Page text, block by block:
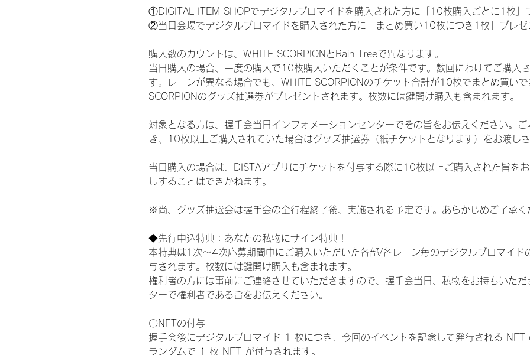
①DIGITAL ITEM SHOPでデジタルブロマイドを購入された方に「10枚購入ごとに1枚」
②当日会場でデジタルブロマイドを購入された方に「まとめ買い10枚につき1枚」プレゼ
購入数のカウントは、WHITE SCORPIONとRain Treeで異なります。
当日購入の場合、一度の購入で10枚購入いただくことが条件です。数回にわけてご購入
す。レーンが異なる場合でも、WHITE SCORPIONのチケット合計が10枚でまとめ買い
SCORPIONのグッズ抽選券がプレゼントされます。枚数には鍵開け購入も含まれます。
対象となる方は、握手会当日インフォメーションセンターでその旨をお伝えください。
き、10枚以上ご購入されていた場合はグッズ抽選券（紙チケットとなります）をお渡しさ
当日購入の場合は、DISTAアプリにチケットを付与する際に10枚以上ご購入された旨を
しすることはできかねます。
※尚、グッズ抽選会は握手会の全行程終了後、実施される予定です。あらかじめご了承く
◆先行申込特典：あなたの私物にサイン特典！
本特典は1次〜4次応募期間中にご購入いただいた各部/各レーン毎のデジタルブロマイド
与されます。枚数には鍵開け購入も含まれます。
権利者の方には事前にご連絡させていただきますので、握手会当日、私物をお持ちいた
ターで権利者である旨をお伝えください。
〇NFTの付与
握手会後にデジタルブロマイド 1 枚につき、今回のイベントを記念して発行される NFT
ランダムで 1 枚 NFT が付与されます。